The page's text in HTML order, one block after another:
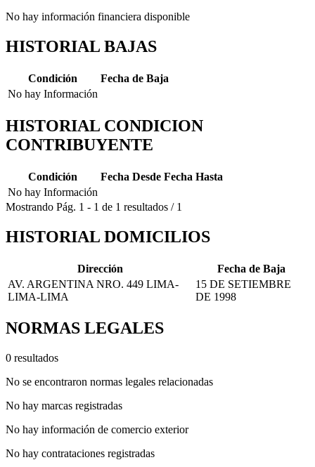
No hay información financiera disponible
HISTORIAL BAJAS
Condición
Fecha de Baja
No hay Información
HISTORIAL CONDICION
CONTRIBUYENTE
Condición Fecha Desde Fecha Hasta
No hay Información
Mostrando Pág. 1 - 1 de 1 resultados / 1
HISTORIAL DOMICILIOS
Dirección
Fecha de Baja
AV. ARGENTINA NRO. 449 LIMA-
LIMA-LIMA
15 DE SETIEMBRE
DE 1998
NORMAS LEGALES
0 resultados
No se encontraron normas legales relacionadas
No hay marcas registradas
No hay información de comercio exterior
No hay contrataciones registradas